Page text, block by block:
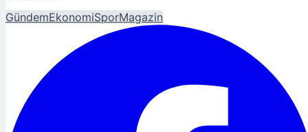
GündemEkonomiSporMagazin